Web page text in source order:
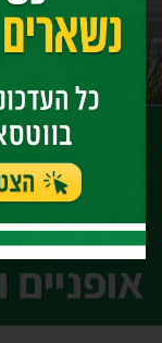
יחידות
מחלקת פיתוח גינון
דרך נוף נס ציונה -
דרך נוף